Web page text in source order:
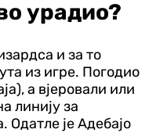
урадио?
и за то
из игре. Погодио
а вјеровали или
линију за
Одатле је Адебајо